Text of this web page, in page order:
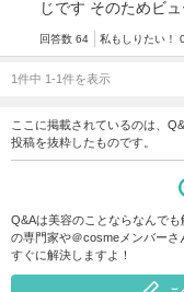
じです そのためビ
回答数 64 私もしりたい！
1件中 1-1件を表示
ここに掲載されているのは、
投稿を抜粋したものです。
Q&Aは美容のことならなんで
の専門家や＠cosmeメンバー
すぐに解決しますよ！